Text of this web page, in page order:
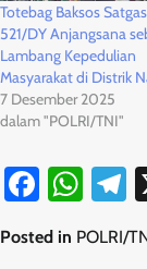
Totebag Baksos
521/DY Anjangsana
Lambang Kepedulian
Masyarakat di Distrik
7 Desember 2025
dalam "POLRI/TNI"
Posted in POLRI/